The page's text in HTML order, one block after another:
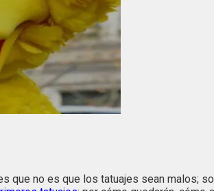
que no es que los tatuajes sean malos;